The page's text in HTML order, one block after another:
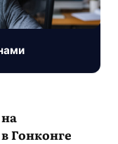
Гонконге